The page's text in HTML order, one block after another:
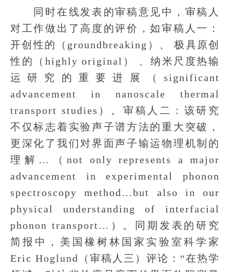
同时在线发表的审稿意见中，审稿人
对工作做出了高度的评价，如审稿人一：
开创性的（groundbreaking）、 极具原创
性的（highly original） 、纳米尺度热输
运研究的重要进展（significant
advancement in nanoscale thermal
transport studies）。审稿人二：该研究
不仅标志着实验声子谱方法的重大突破，
更深化了我们对界面声子输运物理机制的
理解…（not only represents a major
advancement in experimental phonon
spectroscopy method…but also in our
physical understanding of interfacial
phonon transport…）。同期发表的研究
简报中，美国橡树林国家实验室科学家
Eric Hoglund（审稿人三）评论：“在热学